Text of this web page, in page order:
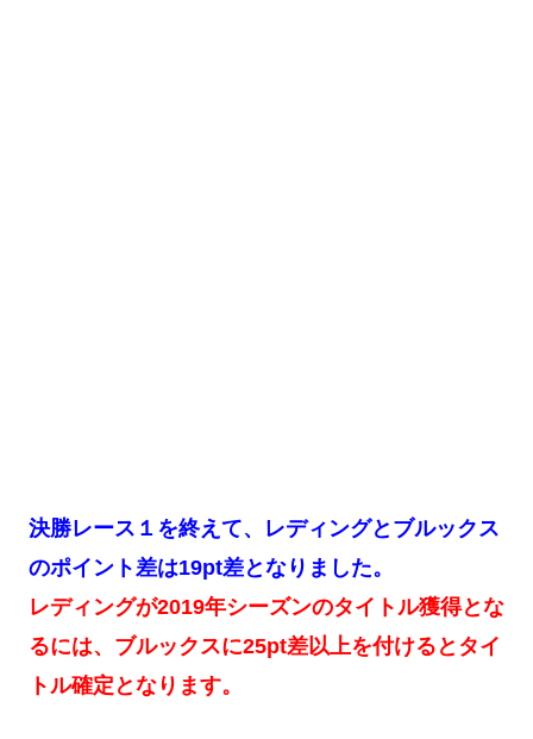
決勝レース１を終えて、レディングとブルックス
のポイント差は19pt差となりました。
レディングが2019年シーズンのタイトル獲得とな
るには、ブルックスに25pt差以上を付けるとタイ
トル確定となります。